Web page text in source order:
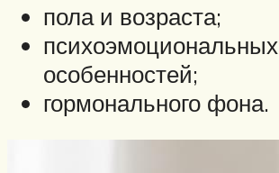
пола и возраста;
психоэмоциональных
особенностей;
гормонального фона.